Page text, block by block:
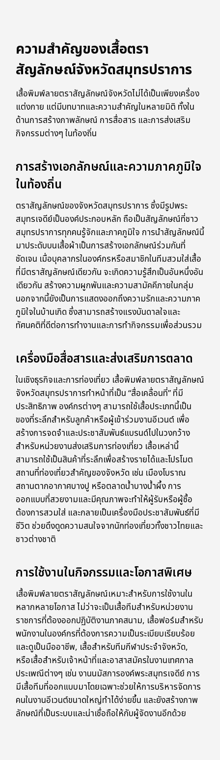
ความสำคัญของเสื้อตรา
สัญลักษณ์จังหวัดสมุทรปราการ
เสื้อพิมพ์ลายตราสัญลักษณ์จังหวัดไม่ได้เป็นเพียงเครื่อง
แต่งกาย แต่มีบทบาทและความสำคัญในหลายมิติ ทั้งใน
ด้านการสร้างภาพลักษณ์ การสื่อสาร และการส่งเสริม
กิจกรรมต่างๆ ในท้องถิ่น
การสร้างเอกลักษณ์และความภาคภูมิใจ
ในท้องถิ่น
ตราสัญลักษณ์ของจังหวัดสมุทรปราการ ซึ่งมีรูปพระ
สมุทรเจดีย์เป็นองค์ประกอบหลัก ถือเป็นสัญลักษณ์ที่ชาว
สมุทรปราการทุกคนรู้จักและภาคภูมิใจ การนำสัญลักษณ์นี้
มาประดับบนเสื้อผ้าเป็นการสร้างเอกลักษณ์ร่วมกันที่
ชัดเจน เมื่อบุคลากรในองค์กรหรือสมาชิกในทีมสวมใส่เสื้อ
ที่มีตราสัญลักษณ์เดียวกัน จะเกิดความรู้สึกเป็นอันหนึ่งอัน
เดียวกัน สร้างความผูกพันและความสามัคคีภายในกลุ่ม
นอกจากนี้ยังเป็นการแสดงออกถึงความรักและความภาค
ภูมิใจในบ้านเกิด ซึ่งสามารถสร้างแรงบันดาลใจและ
ทัศนคติที่ดีต่อการทำงานและการทำกิจกรรมเพื่อส่วนรวม
เครื่องมือสื่อสารและส่งเสริมการตลาด
ในเชิงธุรกิจและการท่องเที่ยว เสื้อพิมพ์ลายตราสัญลักษณ์
จังหวัดสมุทรปราการทำหน้าที่เป็น “สื่อเคลื่อนที่” ที่มี
ประสิทธิภาพ องค์กรต่างๆ สามารถใช้เสื้อประเภทนี้เป็น
ของที่ระลึกสำหรับลูกค้าหรือผู้เข้าร่วมงานอีเวนต์ เพื่อ
สร้างการจดจำและประชาสัมพันธ์แบรนด์ไปในวงกว้าง
สำหรับหน่วยงานส่งเสริมการท่องเที่ยว เสื้อเหล่านี้
สามารถใช้เป็นสินค้าที่ระลึกเพื่อสร้างรายได้และโปรโมต
สถานที่ท่องเที่ยวสำคัญของจังหวัด เช่น เมืองโบราณ
สถานตากอากาศบางปู หรือตลาดน้ำบางน้ำผึ้ง การ
ออกแบบที่สวยงามและมีคุณภาพจะทำให้ผู้รับหรือผู้ซื้อ
ต้องการสวมใส่ และกลายเป็นเครื่องมือประชาสัมพันธ์ที่มี
ชีวิต ช่วยดึงดูดความสนใจจากนักท่องเที่ยวทั้งชาวไทยและ
ชาวต่างชาติ
การใช้งานในกิจกรรมและโอกาสพิเศษ
เสื้อพิมพ์ลายตราสัญลักษณ์เหมาะสำหรับการใช้งานใน
หลากหลายโอกาส ไม่ว่าจะเป็นเสื้อทีมสำหรับหน่วยงาน
ราชการที่ต้องออกปฏิบัติงานภาคสนาม, เสื้อฟอร์มสำหรับ
พนักงานในองค์กรที่ต้องการความเป็นระเบียบเรียบร้อย
และดูเป็นมืออาชีพ, เสื้อสำหรับทีมกีฬาประจำจังหวัด,
หรือเสื้อสำหรับเจ้าหน้าที่และอาสาสมัครในงานเทศกาล
ประเพณีต่างๆ เช่น งานนมัสการองค์พระสมุทรเจดีย์ การ
มีเสื้อทีมที่ออกแบบมาโดยเฉพาะช่วยให้การบริหารจัดการ
คนในงานอีเวนต์ขนาดใหญ่ทำได้ง่ายขึ้น และยังสร้างภาพ
ลักษณ์ที่เป็นระบบและน่าเชื่อถือให้กับผู้จัดงานอีกด้วย